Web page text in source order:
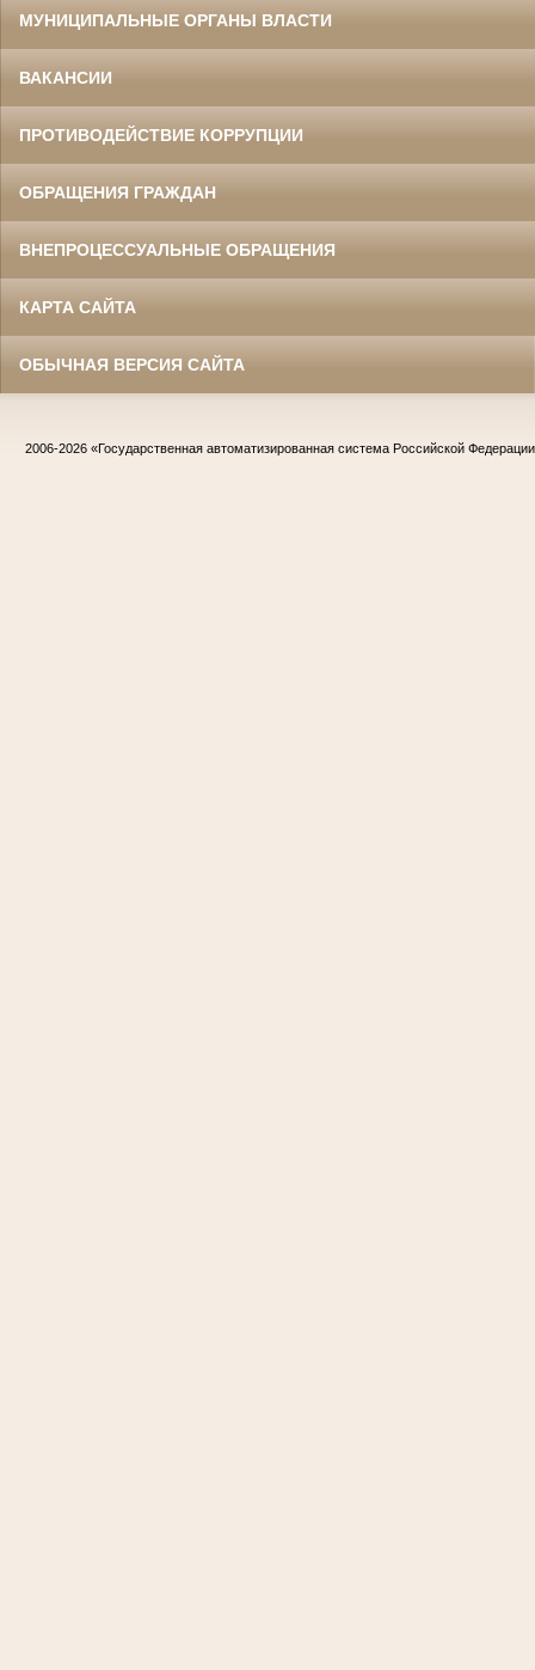
МУНИЦИПАЛЬНЫЕ ОРГАНЫ ВЛАСТИ
ВАКАНСИИ
ПРОТИВОДЕЙСТВИЕ КОРРУПЦИИ
ОБРАЩЕНИЯ ГРАЖДАН
ВНЕПРОЦЕССУАЛЬНЫЕ ОБРАЩЕНИЯ
КАРТА САЙТА
ОБЫЧНАЯ ВЕРСИЯ САЙТА
2006-2026 «Государственная автоматизированная система Российской